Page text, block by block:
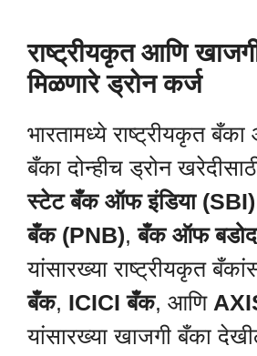
राष्ट्रीयकृत आणि
मिळणारे ड्रोन कर्ज
भारतामध्ये राष्ट्रीयकृत
बँका दोन्हीच ड्रोन
स्टेट बँक ऑफ इंडिया (SBI)
बँक (PNB),बँक ऑफ
यांसारख्या राष्ट्रीयकृत
बँक, ICICI बँक, आणि
यांसारख्या खाजगी बँका